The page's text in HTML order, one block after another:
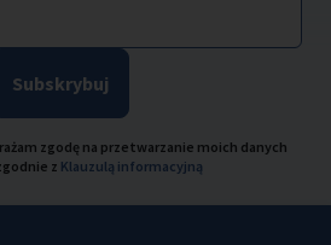
Subskrybuj
zgodę na przetwarzanie moich danych
z Klauzulą informacyjną